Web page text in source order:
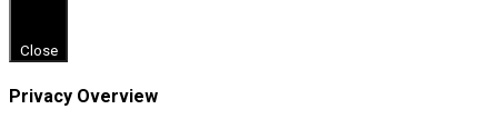
Close
Privacy Overview